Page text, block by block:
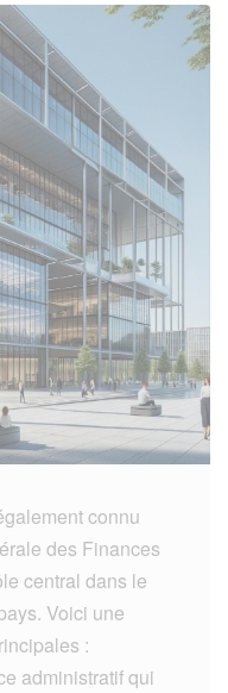
connu
des Finances
central dans le
Voici une
:
administratif qui